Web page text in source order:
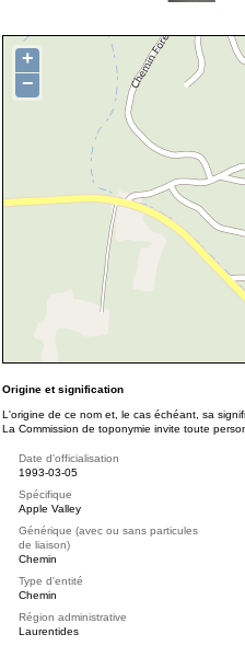
+
−
Origine et signification
L'origine de ce nom et, le cas échéant, sa
La Commission de toponymie invite toute
Date d'officialisation
1993-03-05
Spécifique
Apple Valley
Générique (avec ou sans particules
de liaison)
Chemin
Type d'entité
Chemin
Région administrative
Laurentides